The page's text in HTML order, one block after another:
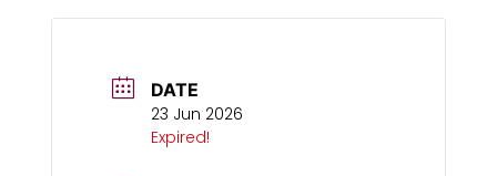
DATE
23 Jun 2026
Expired!